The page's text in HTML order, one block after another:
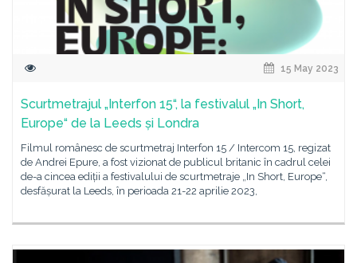
15 May 2023
Scurtmetrajul „Interfon 15“, la festivalul „In Short,
Europe“ de la Leeds și Londra
Filmul românesc de scurtmetraj Interfon 15 / Intercom 15, regizat
de Andrei Epure, a fost vizionat de publicul britanic în cadrul celei
de-a cincea ediții a festivalului de scurtmetraje „In Short, Europe“,
desfășurat la Leeds, în perioada 21-22 aprilie 2023,